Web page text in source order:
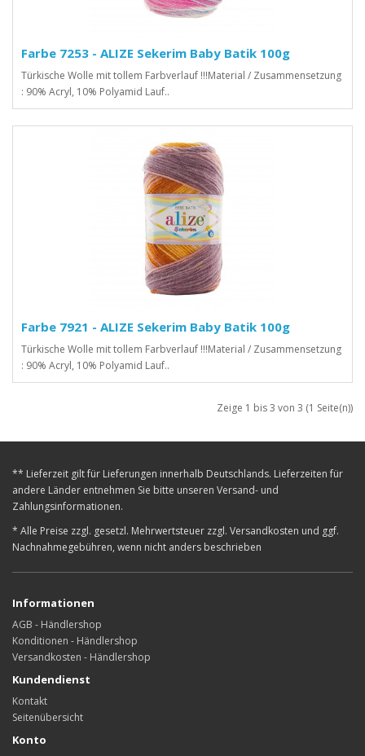
Farbe 7253 - ALIZE Sekerim Baby Batik 100g
Türkische Wolle mit tollem Farbverlauf !!!Material / Zusammensetzung
: 90% Acryl, 10% Polyamid Lauf..
Farbe 7921 - ALIZE Sekerim Baby Batik 100g
Türkische Wolle mit tollem Farbverlauf !!!Material / Zusammensetzung
: 90% Acryl, 10% Polyamid Lauf..
Zeige 1 bis 3 von 3 (1 Seite(n))
** Lieferzeit gilt für Lieferungen innerhalb Deutschlands. Lieferzeiten für
andere Länder entnehmen Sie bitte unseren Versand- und
Zahlungsinformationen.
* Alle Preise zzgl. gesetzl. Mehrwertsteuer zzgl. Versandkosten und ggf.
Nachnahmegebühren, wenn nicht anders beschrieben
Informationen
AGB - Händlershop
Konditionen - Händlershop
Versandkosten - Händlershop
Kundendienst
Kontakt
Seitenübersicht
Konto